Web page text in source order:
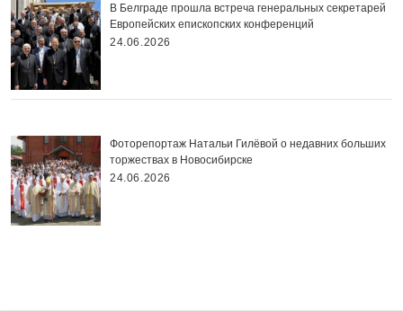
В Белграде прошла встреча генеральных секретарей
Европейских епископских конференций
24.06.2026
Фоторепортаж Натальи Гилёвой о недавних больших
торжествах в Новосибирске
24.06.2026